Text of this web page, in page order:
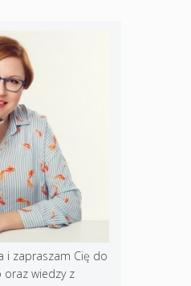
i zapraszam Cię do
wiedzy z